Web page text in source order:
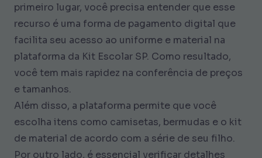
primeiro lugar, você precisa entender que esse
recurso é uma forma de pagamento digital que
facilita seu acesso ao uniforme e material na
plataforma da Kit Escolar SP. Como resultado,
você tem mais rapidez na conferência de preços
e tamanhos.
Além disso, a plataforma permite que você
escolha itens como camisetas, bermudas e o kit
de material de acordo com a série de seu filho.
Por outro lado, é essencial verificar detalhes